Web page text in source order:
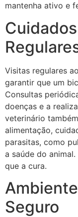
mantenha ativo e
Visitas regulares
garantir que um
Consultas
doenças e a
veterinário
alimentação,
parasitas, como
a saúde do
que a cura.
Seguro